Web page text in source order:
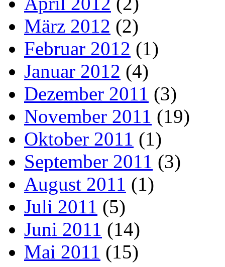
März 2012 (2)
Februar 2012 (1)
Januar 2012 (4)
Dezember 2011 (3)
November 2011 (19)
Oktober 2011 (1)
September 2011 (3)
August 2011 (1)
Juli 2011 (5)
Juni 2011 (14)
Mai 2011 (15)